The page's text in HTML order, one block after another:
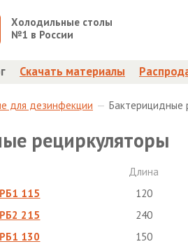
Холодильные столы
№1 в России
Скачать материалы
для дезинфекции Бактерицидные
рециркуляторы
Длина
115
120
215
240
130
150